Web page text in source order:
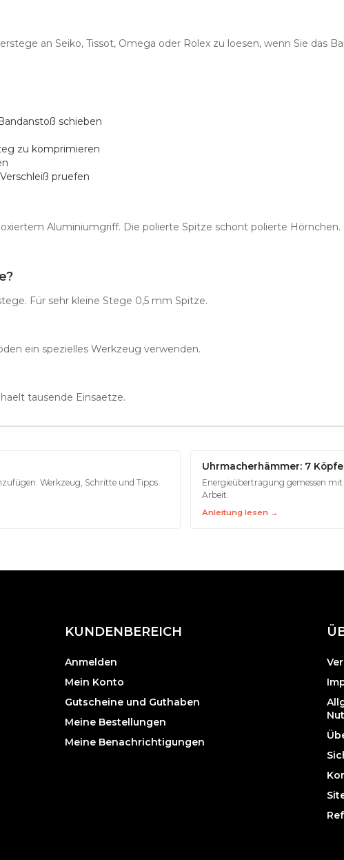
an Seiko, Tissot, Omega oder Rolex zu loesen, wenn Sie das
schieben
zu komprimieren
pruefen
Aluminiumgriff. Die polierte Spitze schont polierte Hörnchen.
Für sehr kleine Stege 0,5 mm Spitze.
ein spezielles Werkzeug verwenden.
tausende Einsaetze.
Werkzeug, Schritte und Tipps
Uhrmacherhämmer: 7
Energieübertragung gemessen
Arbeit.
Anleitung lesen →
KUNDENBEREICH
Anmelden
Mein Konto
Gutscheine und Guthaben
Meine Bestellungen
Meine Benachrichtigungen